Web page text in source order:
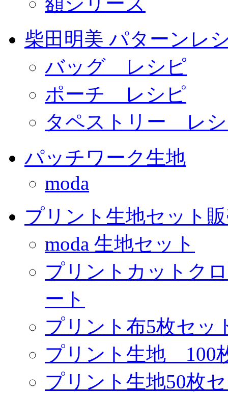
柴田明美 パターンレ
バッグ レシピ
ポーチ レシピ
タペストリー レ
パッチワーク生地
moda
プリント生地セット
moda 生地セット
プリントカットク
ート
プリント布5枚セ
プリント生地 100
プリント生地50枚